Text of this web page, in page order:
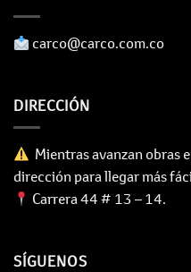
​ carco@carco.com.co
DIRECCIÓN
Mientras avanzan obras
dirección para llegar más
Carrera 44 # 13 – 14.
SÍGUENOS